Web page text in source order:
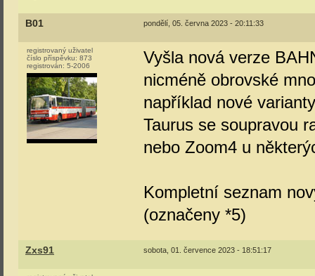
B01 pondělí, 05. června 2023 - 20:11:33
registrovaný uživatel
číslo příspěvku: 873
registrován: 5-2006
Vyšla nová verze
nicméně obrovské
například nové
Taurus se soupravou
nebo Zoom4 u
Kompletní seznam
(označeny *5)
Zxs91 sobota, 01. července 2023 - 18:51:17